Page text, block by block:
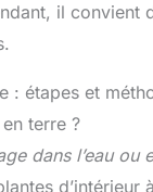
il convient
: étapes et
terre ?
dans l’eau ou